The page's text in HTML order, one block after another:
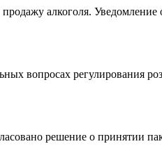
алкоголя. Уведомление
вопросах регулирования
решение о принятии